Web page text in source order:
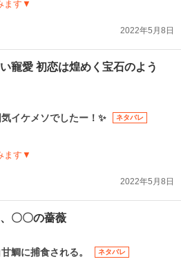
ます▼
2022年5月8日
寵愛 初恋は煌めく宝石のよう
イケメソでしたー！✨
ネタバレ
ます▼
2022年5月8日
〇〇の薔薇
鯛に捕食される。
ネタバレ